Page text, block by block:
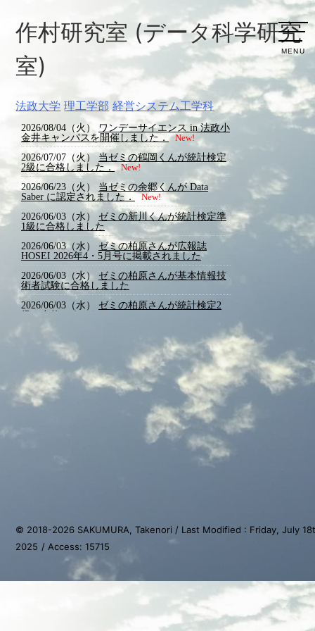
作村研究室 (データ科学研究
室)
法政大学 理工学部 経営システム工学科
MENU
© 2018-2026 SAKUMURA, Takenori / Last Modified : Friday, July
2025 / Access:15715